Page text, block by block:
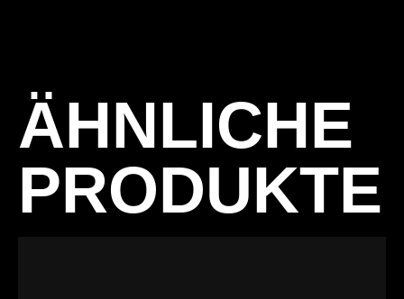
ÄHNLICHE
PRODUKTE